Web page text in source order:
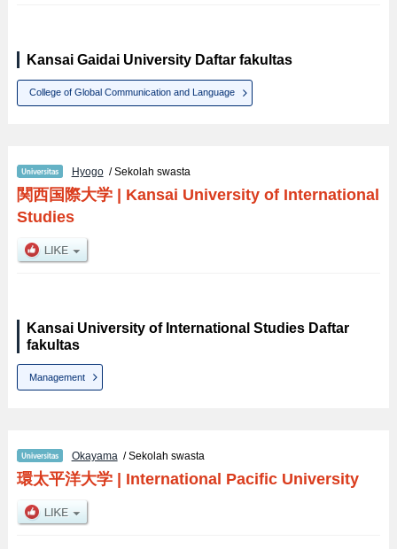
Kansai Gaidai University Daftar fakultas
College of Global Communication and Language
Hyogo/ Sekolah swasta
関西国際大学| Kansai University of International
Studies
Kansai University of International Studies Daftar
fakultas
Management
Okayama/ Sekolah swasta
環太平洋大学| International Pacific University